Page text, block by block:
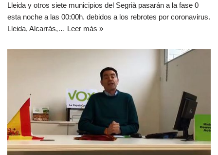
Lleida y otros siete municipios del Segrià pasarán a la fase 0
esta noche a las 00:00h. debidos a los rebrotes por coronavirus.
Lleida, Alcarràs,… Leer más »